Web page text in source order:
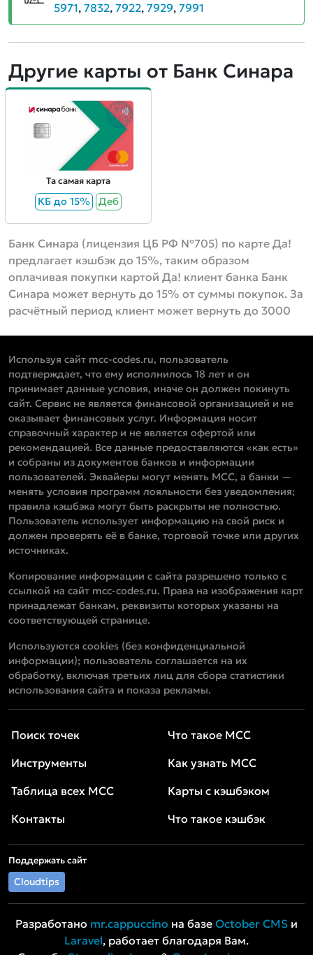
5971,7832,7922,7929,7991
Другие карты от Банк Синара
Та самая карта
КБ до 15% Деб
Банк Синара (лицензия ЦБ РФ №705) по карте Да!
предлагает кэшбэк до 15%, таким образом
оплачивая покупки картой Да! клиент банка Банк
Синара может вернуть до 15% от суммы покупок. За
расчётный период клиент может вернуть до 3000
Используя сайт mcc-codes.ru, пользователь
подтверждает, что ему исполнилось 18 лет и он
принимает данные условия, иначе он должен покинуть
сайт. Сервис не является финансовой организацией и не
оказывает финансовых услуг. Информация носит
справочный характер и не является офертой или
рекомендацией. Все данные предоставляются «как есть»
и собраны из документов банков и информации
пользователей. Эквайеры могут менять MCC, а банки —
менять условия программ лояльности без уведомления;
правила кэшбэка могут быть раскрыты не полностью.
Пользователь использует информацию на свой риск и
должен проверять её в банке, торговой точке или других
источниках.
Копирование информации с сайта разрешено только с
ссылкой на сайт mcc-codes.ru. Права на изображения карт
принадлежат банкам, реквизиты которых указаны на
соответствующей странице.
Используются cookies (без конфиденциальной
информации); пользователь соглашается на их
обработку, включая третьих лиц для сбора статистики
использования сайта и показа рекламы.
Поиск точек
Инструменты
Таблица всех MCC
Контакты
Что такое MCC
Как узнать MCC
Карты с кэшбэком
Что такое кэшбэк
Поддержать сайт
Cloudtips
Разработано mr.cappuccino на базе October CMS и
Laravel, работает благодаря Вам.